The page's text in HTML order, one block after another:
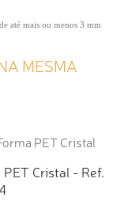
até mais ou menos 3 mm
MESMA
PET Cristal - Ref.